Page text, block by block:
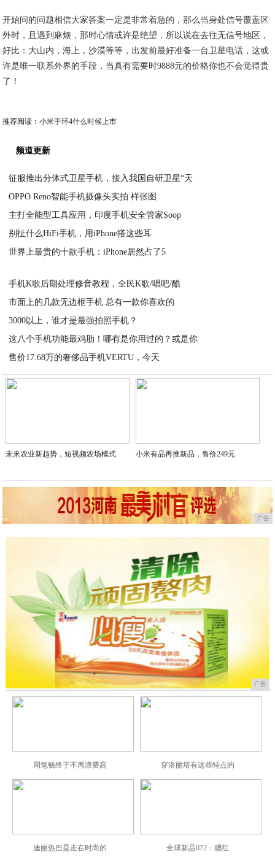
开始问的问题相信大家答案一定是非常着急的，那么当身处信号覆盖区
外时，且遇到麻烦，那时心情或许是绝望，所以说在去往无信号地区，
好比：大山内，海上，沙漠等等，出发前最好准备一台卫星电话，这或
许是唯一联系外界的手段，当真有需要时9888元的价格你也不会觉得贵
了！
推荐阅读：小米手环4什么时候上市
频道更新
征服推出分体式卫星手机，接入我国自研卫星“天
OPPO Reno智能手机摄像头实拍 样张图
主打全能型工具应用，印度手机安全管家Soop
别扯什么HiFi手机，用iPhone搭这些耳
世界上最贵的十款手机：iPhone居然占了5
手机K歌后期处理修音教程，全民K歌/唱吧/酷
市面上的几款无边框手机 总有一款你喜欢的
3000以上，谁才是最强拍照手机？
这八个手机功能最鸡肋！哪有是你用过的？或是你
售价17.68万的奢侈品手机VERTU，今天
2020-06-05
未来农业新趋势，短视频农场模式 小米有品再推新品，售价249元
广告
广告
周笔畅终于不再浪费高 穿洛丽塔有这些特点的
迪丽热巴是走在时尚的 全球新品072：腮红